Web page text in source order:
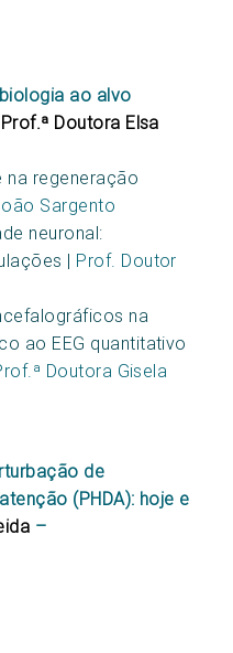
ao alvo
Doutora Elsa
na regeneração
Sargento
neuronal:
| Prof. Doutor
na
ao EEG quantitativo
Doutora Gisela
de
(PHDA): hoje e
–